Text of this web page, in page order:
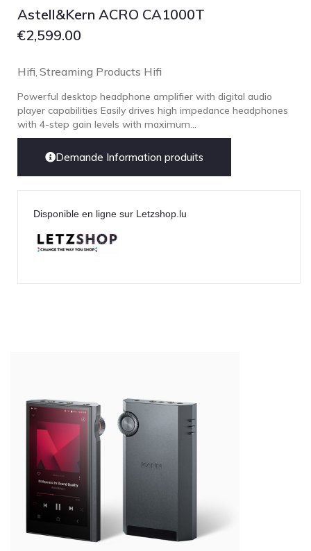
Astell&Kern ACRO CA1000T
€2,599.00
Hifi Streaming Products Hifi
Powerful desktop headphone amplifier with digital audio
player capabilities Easily drives high impedance headphones
with 4-step gain levels with maximum...
Demande Information produits
Disponible en ligne sur Letzshop.lu